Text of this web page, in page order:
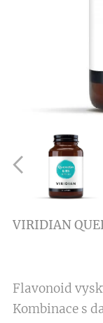
VIRIDIAN
Flavonoid
Kombinace s